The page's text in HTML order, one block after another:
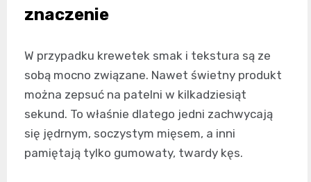
znaczenie
W przypadku krewetek smak i tekstura są ze
sobą mocno związane. Nawet świetny produkt
można zepsuć na patelni w kilkadziesiąt
sekund. To właśnie dlatego jedni zachwycają
się jędrnym, soczystym mięsem, a inni
pamiętają tylko gumowaty, twardy kęs.